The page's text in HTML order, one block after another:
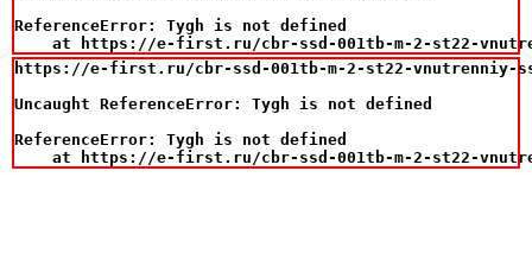
ReferenceError: Tygh is not defined
at https://e-first.ru/cbr-ssd-001tb-m-2-st22-
https://e-first.ru/cbr-ssd-001tb-m-2-st22-vnutrenniy-
Uncaught ReferenceError: Tygh is not defined
ReferenceError: Tygh is not defined
at https://e-first.ru/cbr-ssd-001tb-m-2-st22-